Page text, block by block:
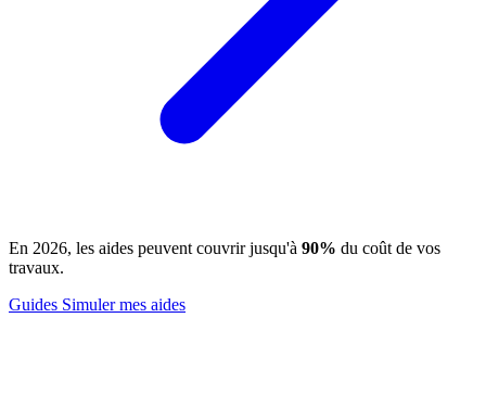
En 2026, les aides peuvent couvrir jusqu'à 90% du coût de vos
travaux.
Guides Simuler mes aides